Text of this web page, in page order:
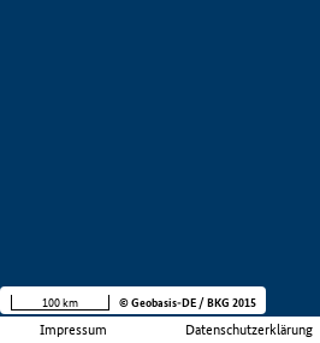
Impressum Datenschutzerklärung
100 km © Geobasis-DE / BKG 2015